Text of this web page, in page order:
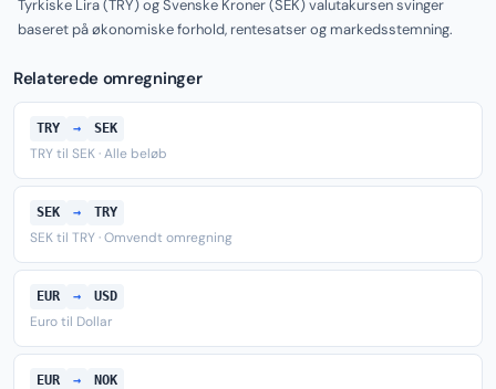
Tyrkiske Lira (TRY) og Svenske Kroner (SEK) valutakursen svinger
baseret på økonomiske forhold, rentesatser og markedsstemning.
Relaterede omregninger
TRY → SEK
TRY til SEK · Alle beløb
SEK → TRY
SEK til TRY · Omvendt omregning
EUR → USD
Euro til Dollar
EUR → NOK